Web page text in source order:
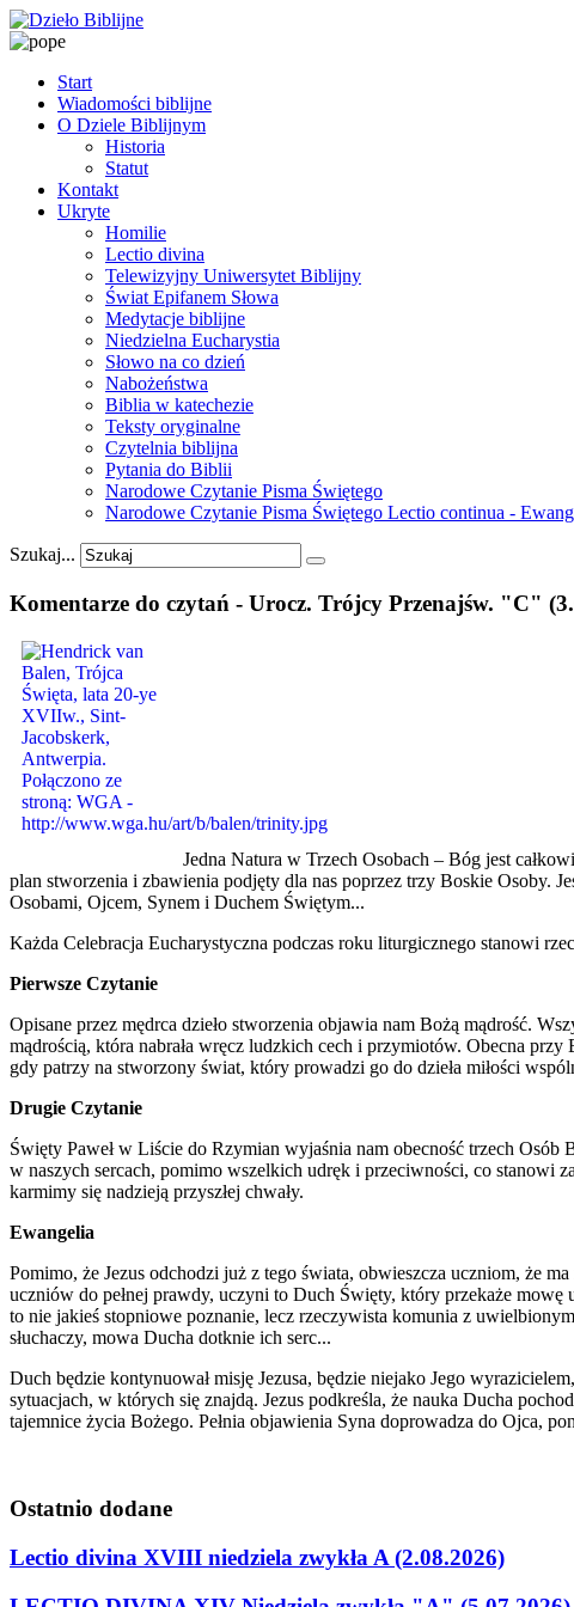
Start
Wiadomości biblijne
O Dziele Biblijnym
Historia
Statut
Kontakt
Ukryte
Homilie
Lectio divina
Telewizyjny Uniwersytet Biblijny
Świat Epifanem Słowa
Medytacje biblijne
Niedzielna Eucharystia
Słowo na co dzień
Nabożeństwa
Biblia w katechezie
Teksty oryginalne
Czytelnia biblijna
Pytania do Biblii
Narodowe Czytanie Pisma Świętego
Narodowe Czytanie Pisma Świętego Lectio continua -
Szukaj...
Komentarze do czytań - Urocz. Trójcy Przenajśw. "C"
Jedna Natura w Trzech Osobach – Bóg jest
plan stworzenia i zbawienia podjęty dla nas poprzez trzy Boskie Osoby.
Osobami, Ojcem, Synem i Duchem Świętym...
Każda Celebracja Eucharystyczna podczas roku liturgicznego stanowi
Pierwsze Czytanie
Opisane przez mędrca dzieło stworzenia objawia nam Bożą mądrość.
mądrością, która nabrała wręcz ludzkich cech i przymiotów. Obecna
gdy patrzy na stworzony świat, który prowadzi go do dzieła miłości
Drugie Czytanie
Święty Paweł w Liście do Rzymian wyjaśnia nam obecność trzech
w naszych sercach, pomimo wszelkich udręk i przeciwności, co stanowi
karmimy się nadzieją przyszłej chwały.
Ewangelia
Pomimo, że Jezus odchodzi już z tego świata, obwieszcza uczniom, że
uczniów do pełnej prawdy, uczyni to Duch Święty, który przekaże
to nie jakieś stopniowe poznanie, lecz rzeczywista komunia z
słuchaczy, mowa Ducha dotknie ich serc...
Duch będzie kontynuował misję Jezusa, będzie niejako Jego
sytuacjach, w których się znajdą. Jezus podkreśla, że nauka Ducha
tajemnice życia Bożego. Pełnia objawienia Syna doprowadza do Ojca,
Ostatnio dodane
Lectio divina XVIII niedziela zwykła A (2.08.2026)